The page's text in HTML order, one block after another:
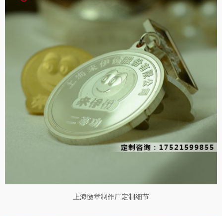
上海徽章制作厂定制细节